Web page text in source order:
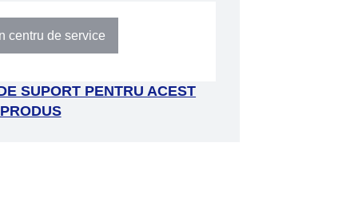
centru de service
SUPORT PENTRU ACEST
PRODUS